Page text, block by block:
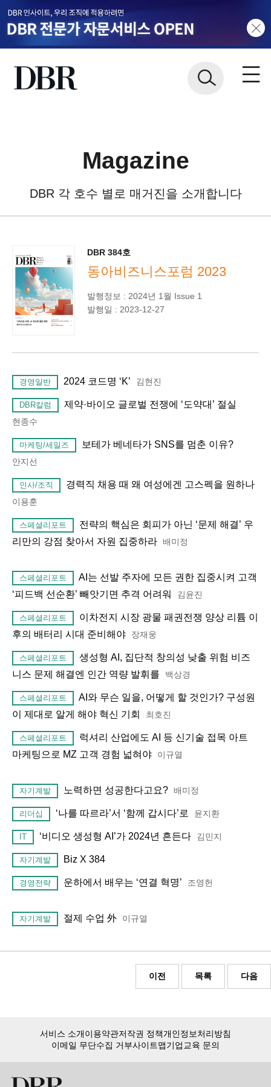
Magazine
DBR 각 호수 별로 매거진을 소개합니다
DBR 384호
동아비즈니스포럼 2023
발행정보 : 2024년 1월 Issue 1
발행일 : 2023-12-27
경영일반 2024 코드명 ‘K’ 김현진
DBR칼럼 제약·바이오 글로벌 전쟁에 ‘도약대’ 절실
현종수
마케팅/세일즈 보테가 베네타가 SNS를 멈춘 이유?
안지선
인사/조직 경력직 채용 때 왜 여성에겐 고스펙을 원하나
이용훈
스페셜리포트
전략의 핵심은 회피가 아닌 ‘문제 해결’ 우
리만의 강점 찾아서 자원 집중하라 배미정
스페셜리포트
AI는 선발 주자에 모든 권한 집중시켜 고객
‘피드백 선순환’ 빼앗기면 추격 어려워
김윤진
스페셜리포트
이차전지 시장 광물 패권전쟁 양상 리튬 이
후의 배터리 시대 준비해야
장재웅
스페셜리포트
생성형 AI, 집단적 창의성 낮출 위험 비즈
니스 문제 해결엔 인간 역량 발휘를
백상경
스페셜리포트
AI와 무슨 일을, 어떻게 할 것인가? 구성원
이 제대로 알게 해야 혁신 기회
최호진
스페셜리포트
럭셔리 산업에도 AI 등 신기술 접목 아트
마케팅으로 MZ 고객 경험 넓혀야
이규열
자기계발 노력하면 성공한다고요? 배미정
리더십 ‘나를 따르라’서 ‘함께 갑시다’로 윤지환
IT ‘비디오 생성형 AI’가 2024년 흔든다 김민지
자기계발 Biz X 384
경영전략 운하에서 배우는 ‘연결 혁명’ 조영헌
자기계발 절제 수업 外 이규열
이전 목록 다음
서비스 소개이용약관저작권 정책개인정보처리방침
이메일 무단수집 거부사이트맵기업교육 문의